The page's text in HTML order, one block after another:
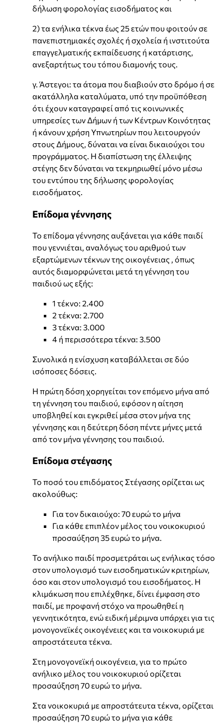
δήλωση φορολογίας εισοδήματος και
2) τα ενήλικα τέκνα έως 25 ετών που φοιτούν σε
πανεπιστημιακές σχολές ή σχολεία ή ινστιτούτα
επαγγελματικής εκπαίδευσης ή κατάρτισης,
ανεξαρτήτως του τόπου διαμονής τους.
γ. Άστεγοι: τα άτομα που διαβιούν στο δρόμο ή σε
ακατάλληλα καταλύματα, υπό την προϋπόθεση
ότι έχουν καταγραφεί από τις κοινωνικές
υπηρεσίες των Δήμων ή των Κέντρων Κοινότητας
ή κάνουν χρήση Υπνωτηρίων που λειτουργούν
στους Δήμους, δύναται να είναι δικαιούχοι του
προγράμματος. Η διαπίστωση της έλλειψης
στέγης δεν δύναται να τεκμηριωθεί μόνο μέσω
του εντύπου της δήλωσης φορολογίας
εισοδήματος.
Επίδομα γέννησης
Το επίδομα γέννησης αυξάνεται για κάθε παιδί
που γεννιέται, αναλόγως του αριθμού των
εξαρτώμενων τέκνων της οικογένειας , όπως
αυτός διαμορφώνεται μετά τη γέννηση του
παιδιού ως εξής:
1 τέκνο: 2.400
2 τέκνα: 2.700
3 τέκνα: 3.000
4 ή περισσότερα τέκνα: 3.500
Συνολικά η ενίσχυση καταβάλλεται σε δύο
ισόποσες δόσεις.
Η πρώτη δόση χορηγείται τον επόμενο μήνα από
τη γέννηση του παιδιού, εφόσον η αίτηση
υποβληθεί και εγκριθεί μέσα στον μήνα της
γέννησης και η δεύτερη δόση πέντε μήνες μετά
από τον μήνα γέννησης του παιδιού.
Επίδομα στέγασης
Το ποσό του επιδόματος Στέγασης ορίζεται ως
ακολούθως:
Για τον δικαιούχο: 70 ευρώ το μήνα
Για κάθε επιπλέον μέλος του νοικοκυριού
προσαύξηση 35 ευρώ το μήνα.
Το ανήλικο παιδί προσμετράται ως ενήλικας τόσο
στον υπολογισμό των εισοδηματικών κριτηρίων,
όσο και στον υπολογισμό του εισοδήματος. Η
κλιμάκωση που επιλέχθηκε, δίνει έμφαση στο
παιδί, με προφανή στόχο να προωθηθεί η
γεννητικότητα, ενώ ειδική μέριμνα υπάρχει για τις
μονογονεϊκές οικογένειες και τα νοικοκυριά με
απροστάτευτα τέκνα.
Στη μονογονεϊκή οικογένεια, για το πρώτο
ανήλικο μέλος του νοικοκυριού ορίζεται
προσαύξηση 70 ευρώ το μήνα.
Στα νοικοκυριά με απροστάτευτα τέκνα, ορίζεται
προσαύξηση 70 ευρώ το μήνα για κάθε